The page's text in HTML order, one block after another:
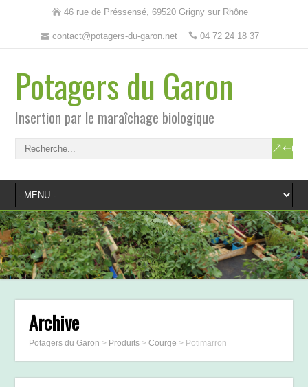
46 rue de Préssensé, 69520 Grigny sur Rhône
contact@potagers-du-garon.net 04 72 24 18 37
Potagers du Garon
Insertion par le maraîchage biologique
Archive
Potagers du Garon > Produits >Courge > Potimarron